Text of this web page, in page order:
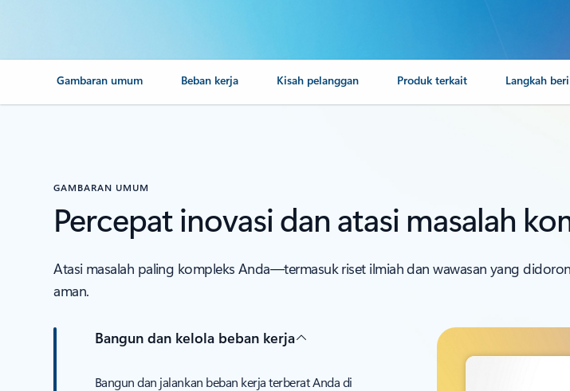
Gambaran umum Beban kerja Kisah pelanggan Produk terkait Langkah
GAMBARAN UMUM
Percepat inovasi dan atasi masalah
Atasi masalah paling kompleks Anda—termasuk riset ilmiah dan wawasan yang
aman.
Bangun dan kelola beban kerja
Bangun dan jalankan beban kerja terberat Anda di